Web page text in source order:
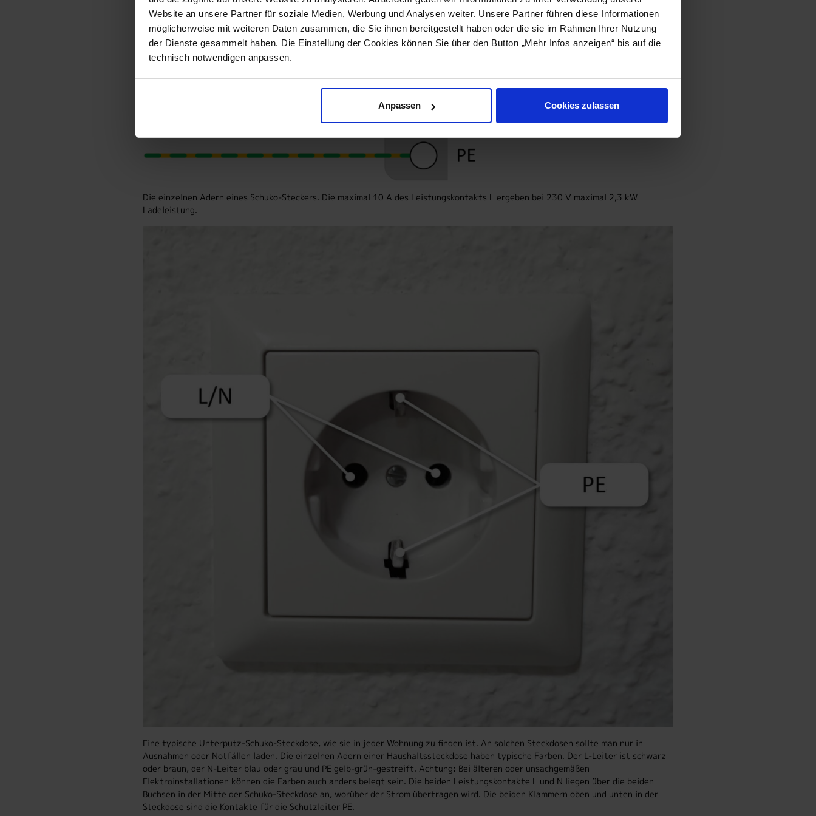
Website an unsere Partner für soziale Medien, Werbung und Analysen weiter. Unsere Partner führen diese Informationen
möglicherweise mit weiteren Daten zusammen, die Sie ihnen bereitgestellt haben oder die sie im Rahmen Ihrer Nutzung
der Dienste gesammelt haben. Die Einstellung der Cookies können Sie über den Button „Mehr Infos anzeigen“ bis auf die
technisch notwendigen anpassen.
Anpassen Cookies zulassen
Die einzelnen Adern eines Schuko-Steckers. Die maximal 10 A des Leistungskontakts L ergeben bei 230 V maximal 2,3 kW
Ladeleistung.
Eine typische Unterputz-Schuko-Steckdose, wie sie in jeder Wohnung zu finden ist. An solchen Steckdosen sollte man nur in
Ausnahmen oder Notfällen laden. Die einzelnen Adern einer Haushaltssteckdose haben typische Farben. Der L-Leiter ist schwarz
oder braun, der N-Leiter blau oder grau und PE gelb-grün-gestreift. Achtung: Bei älteren oder unsachgemäßen
Elektroinstallationen können die Farben auch anders belegt sein. Die beiden Leistungskontakte L und N liegen über die beiden
Buchsen in der Mitte der Schuko-Steckdose an, worüber der Strom übertragen wird. Die beiden Klammern oben und unten in der
Steckdose sind die Kontakte für die Schutzleiter PE.